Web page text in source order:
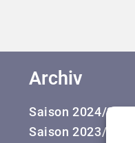
Archiv
Saison 2024/25
Saison 2023/24